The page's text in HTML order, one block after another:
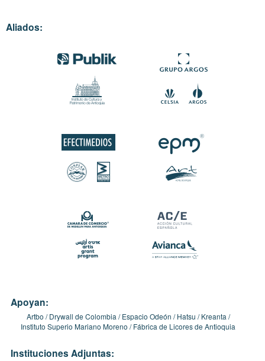
Aliados:
Apoyan:
Artbo Drywall de Colombia Espacio Odeón Hatsu
Kreanta
Instituto Superio Mariano Moreno
Fábrica de Licores de Antioquia
Instituciones Adjuntas: